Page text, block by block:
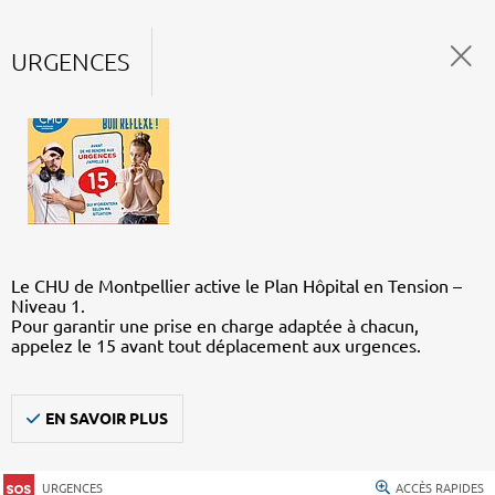
URGENCES
Le CHU de Montpellier active le Plan Hôpital en Tension –
Niveau 1.
Pour garantir une prise en charge adaptée à chacun,
appelez le 15 avant tout déplacement aux urgences.
EN SAVOIR PLUS
URGENCES ACCÈS RAPIDES